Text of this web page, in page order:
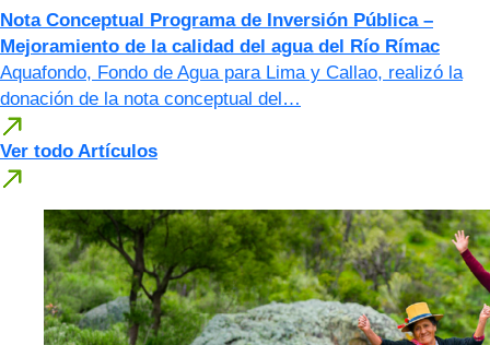
Nota Conceptual Programa de Inversión Pública –
Mejoramiento de la calidad del agua del Río Rímac
Aquafondo, Fondo de Agua para Lima y Callao, realizó la
donación de la nota conceptual del…
Ver todo Artículos